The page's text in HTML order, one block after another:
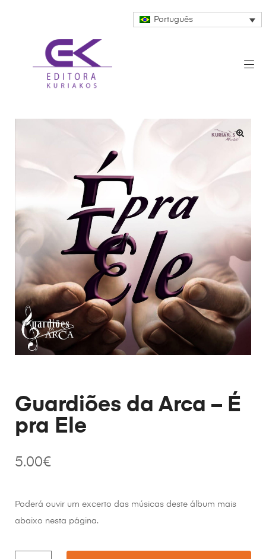
Português
Guardiões da Arca – É
pra Ele
5.00€
Poderá ouvir um excerto das músicas deste álbum mais
abaixo nesta página.